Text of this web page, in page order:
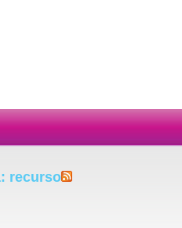
recurso